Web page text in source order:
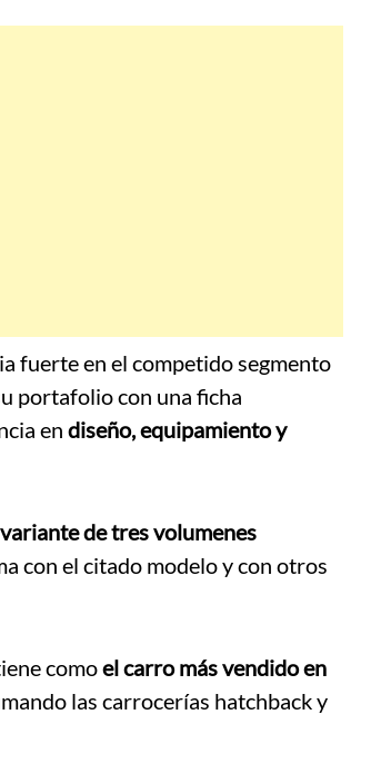
fuerte en el competido segmento
portafolio con una ficha
en diseño, equipamiento y
variante de tres volumenes
con el citado modelo y con otros
comoel carro más vendido en
las carrocerías hatchback y